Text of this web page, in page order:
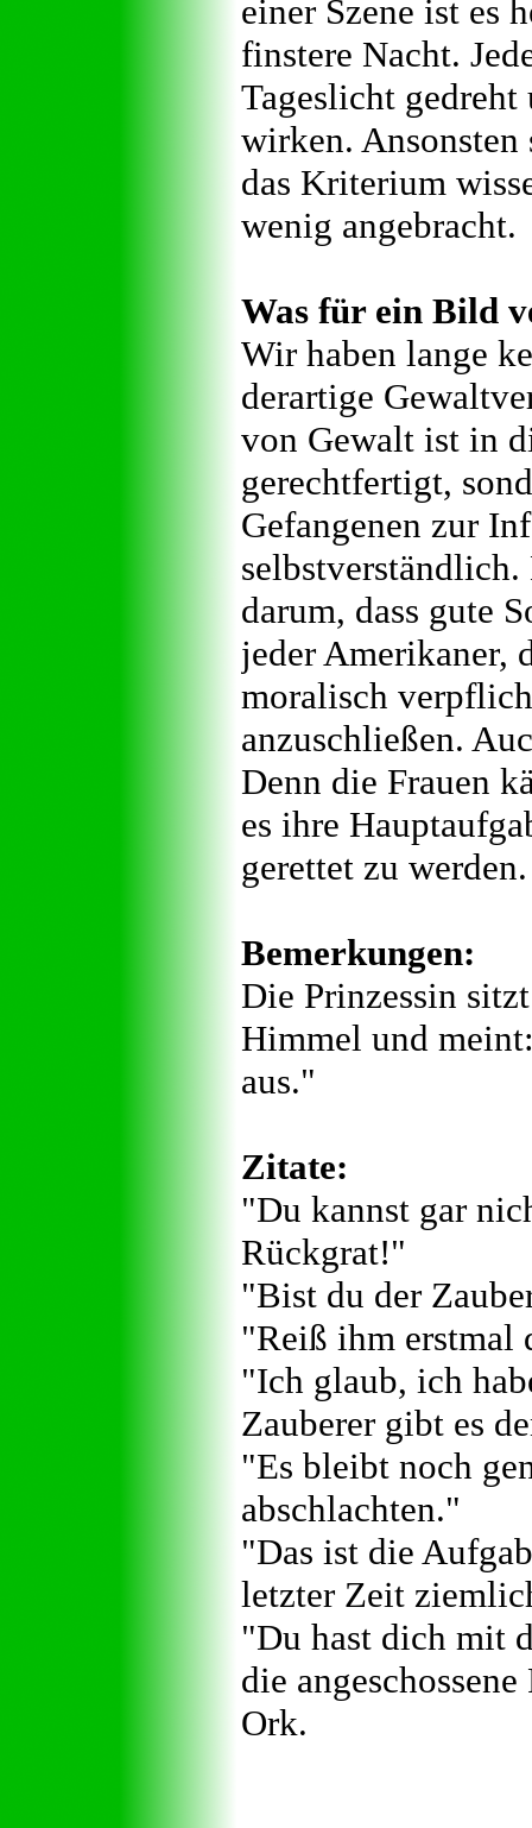
einer Szene ist es
finstere Nacht.
Tageslicht
wirken.
das Kriterium
wenig angebracht.
Was für ein Bild
Wir haben lange
derartige
von Gewalt ist in
gerechtfertigt,
Gefangenen zur
darum, dass gute
jeder Amerikaner,
moralisch
anzuschließen.
Denn die Frauen
es ihre
gerettet zu werden.
Bemerkungen:
Die Prinzessin
Himmel und
aus."
Zitate:
"Du kannst gar
Rückgrat!"
"Bist du der
"Reiß ihm erstmal
"Ich glaub, ich
Zauberer gibt es
"Es bleibt noch
abschlachten."
"Das ist die
letzter Zeit
"Du hast dich mit
die
Ork.